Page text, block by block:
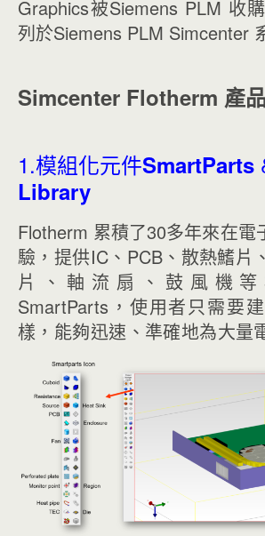
Graphics被Siemens PLM 收
列於Siemens PLM Simcenter
Simcenter Flotherm 產
1.模組化元件SmartParts
Library
Flotherm 累積了30多年來在電
驗，提供IC、PCB、散熱鰭片
片、軸流扇、鼓風機
SmartParts，使用者只需要
樣，能夠迅速、準確地為大量